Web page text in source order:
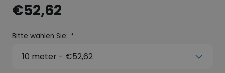
€52,62
Bitte wählen Sie: *